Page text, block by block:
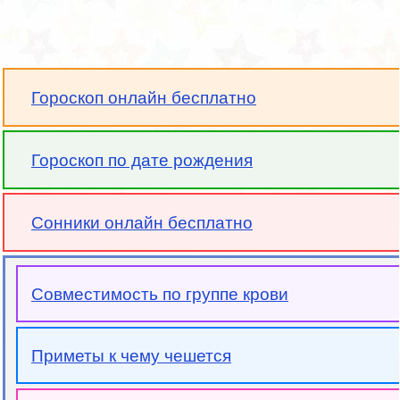
Гороскоп онлайн бесплатно
Гороскоп по дате рождения
Сонники онлайн бесплатно
Совместимость по группе крови
Приметы к чему чешется